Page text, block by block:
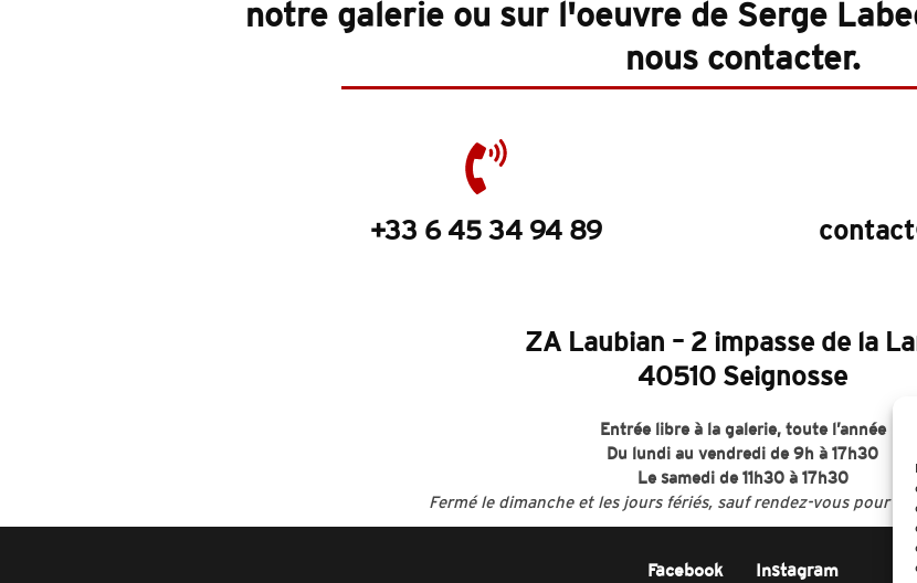
notre galerie ou sur l'oeuvre de Serge
nous contacter.
+33 6 45 34 94 89
ZA Laubian – 2 impasse de la
40510 Seignosse
Entrée libre à la galerie, toute l’année
Du lundi au vendredi de 9h à 17h30
Le samedi de 11h30 à 17h30
Fermé le dimanche et les jours fériés, sauf rendez-vous pour
Facebook Instagram